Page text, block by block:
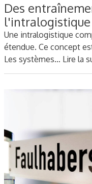
Des
l'intralogistique
Une intralogistique
étendue. Ce concept
Les systèmes… Lire la